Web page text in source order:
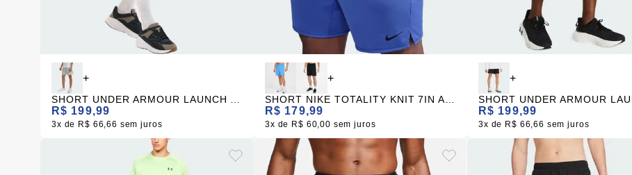
R$ 199,99
3x R$ 66,66 sem juros
+
R$ 179,99
3x R$ 60,00 sem juros
+
R$ 199,99
3x R$ 66,66 sem juros
+